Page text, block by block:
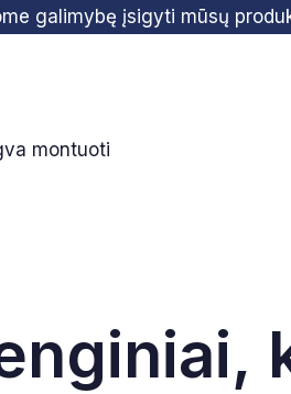
galimybę įsigyti mūsų
montuoti